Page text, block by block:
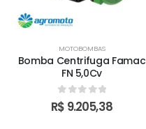
MOTOBOMBAS
Bomba Centrifuga Famac
FN 5,0Cv
0 out of 5
R$ 9.205,38